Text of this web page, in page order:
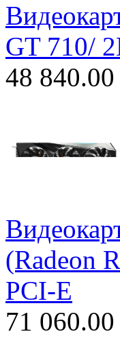
GT 710/
48 840.00
(Radeon
PCI-E
71 060.00